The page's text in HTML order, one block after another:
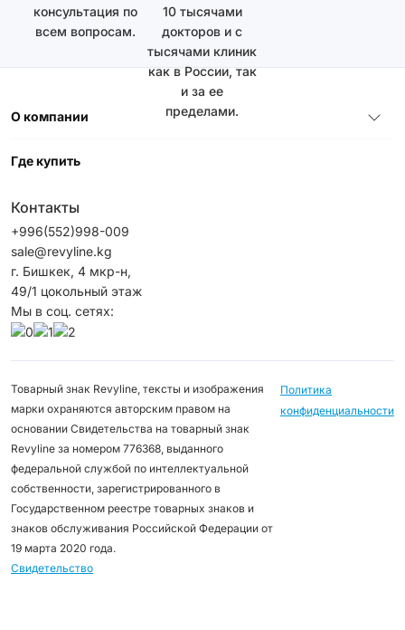
консультация по
всем вопросам.
10 тысячами
докторов и с
тысячами клиник
как в России, так
и за ее
пределами.
О компании
Где купить
Контакты
+996(552)998-009
sale@revyline.kg
г. Бишкек, 4 мкр-н,
49/1 цокольный этаж
Мы в соц. сетях:
Товарный знак Revyline, тексты и изображения
марки охраняются авторским правом на
основании Свидетельства на товарный знак
Revyline за номером 776368, выданного
федеральной службой по интеллектуальной
собственности, зарегистрированного в
Государственном реестре товарных знаков и
знаков обслуживания Российской Федерации от
19 марта 2020 года.
Свидетельство
Политика
конфиденциальности